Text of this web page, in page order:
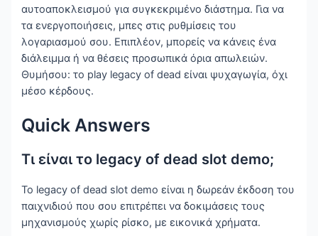
αυτοαποκλεισμού για συγκεκριμένο διάστημα. Για να
τα ενεργοποιήσεις, μπες στις ρυθμίσεις του
λογαριασμού σου. Επιπλέον, μπορείς να κάνεις ένα
διάλειμμα ή να θέσεις προσωπικά όρια απωλειών.
Θυμήσου: το play legacy of dead είναι ψυχαγωγία, όχι
μέσο κέρδους.
Quick Answers
Τι είναι το legacy of dead slot demo;
Το legacy of dead slot demo είναι η δωρεάν έκδοση του
παιχνιδιού που σου επιτρέπει να δοκιμάσεις τους
μηχανισμούς χωρίς ρίσκο, με εικονικά χρήματα.